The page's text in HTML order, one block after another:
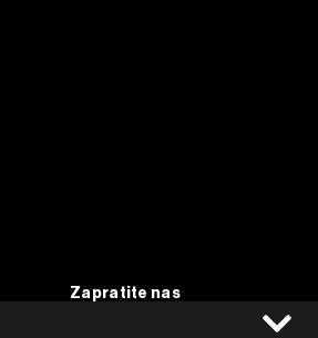
Zapratite nas